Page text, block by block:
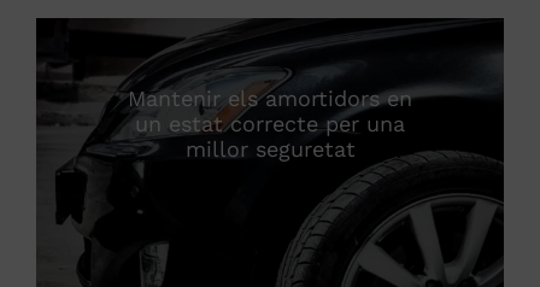
Mantenir els amortidors en
un estat correcte per una
millor seguretat